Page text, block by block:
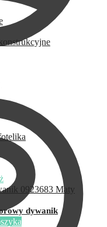
dywanik